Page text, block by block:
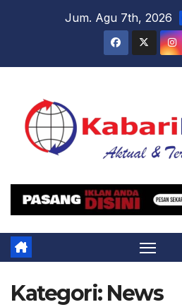
Jum. Agu 7th, 2026
Kategori: News